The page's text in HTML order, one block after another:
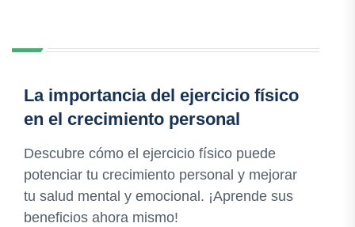
La importancia del ejercicio físico
en el crecimiento personal
Descubre cómo el ejercicio físico puede
potenciar tu crecimiento personal y mejorar
tu salud mental y emocional. ¡Aprende sus
beneficios ahora mismo!